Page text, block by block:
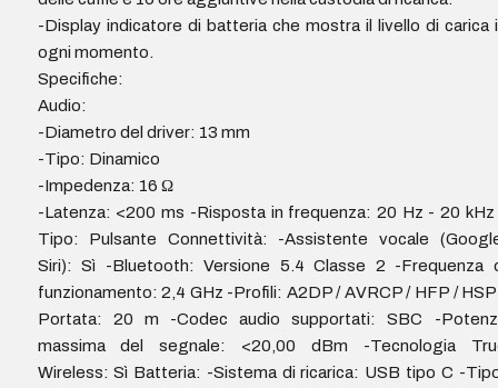
-Display indicatore di batteria che mostra il livello di carica
ogni momento.
Specifiche:
Audio:
-Diametro del driver: 13 mm
-Tipo: Dinamico
-Impedenza: 16 Ω
-Latenza: <200 ms -Risposta in frequenza: 20 Hz - 20
Tipo: Pulsante Connettività: -Assistente vocale
Siri): Sì -Bluetooth: Versione 5.4 Classe 2 -Frequenza
funzionamento: 2,4 GHz -Profili: A2DP / AVRCP / HFP /
Portata: 20 m -Codec audio supportati: SBC -
massima del segnale: <20,00 dBm -Tecnologia
Wireless: Sì Batteria: -Sistema di ricarica: USB tipo C -